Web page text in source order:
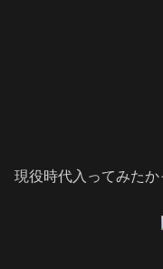
現役時代入ってみたか